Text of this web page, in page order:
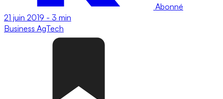
Abonné
21 juin 2019 - 3 min
Business AgTech